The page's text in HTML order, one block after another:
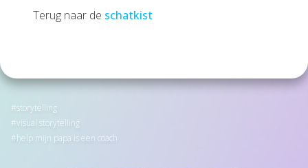
Terug naar de schatkist
storytelling
visual storytelling
help mijn papa is een coach